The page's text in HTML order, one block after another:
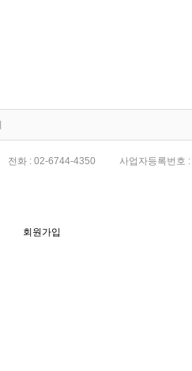
전화 : 02-6744-4350 사업자등록번호 :
회원가입